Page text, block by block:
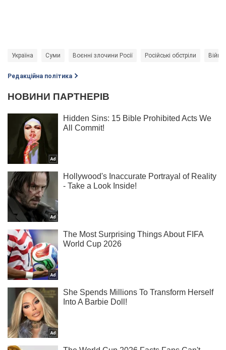
Україна Суми Воєнні злочини Росії Російські обстріли Війна
Редакційна політика